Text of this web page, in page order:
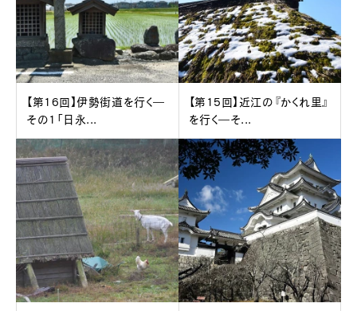
【第16回】伊勢街道を行く―
その1「日永...
【第15回】近江の『かくれ里』
を行く―そ...